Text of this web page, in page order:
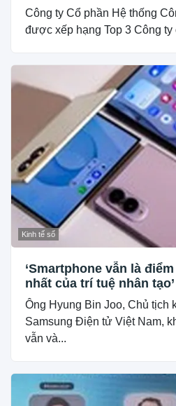
Công ty Cổ phần Hệ thống
được xếp hạng Top 3 Công ty
Kinh tế số
‘Smartphone vẫn là
nhất của trí tuệ nhân tạo’
Ông Hyung Bin Joo, Chủ tịch
Samsung Điện tử Việt Nam,
vẫn và...